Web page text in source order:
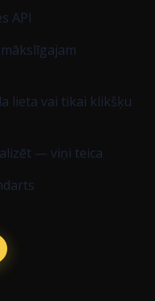
API
lieta vai tikai klikšķu
— viņi teica